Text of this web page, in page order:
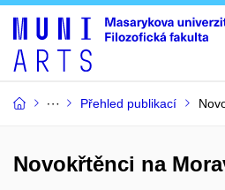
Přehled publikací
Novokřtěnci na